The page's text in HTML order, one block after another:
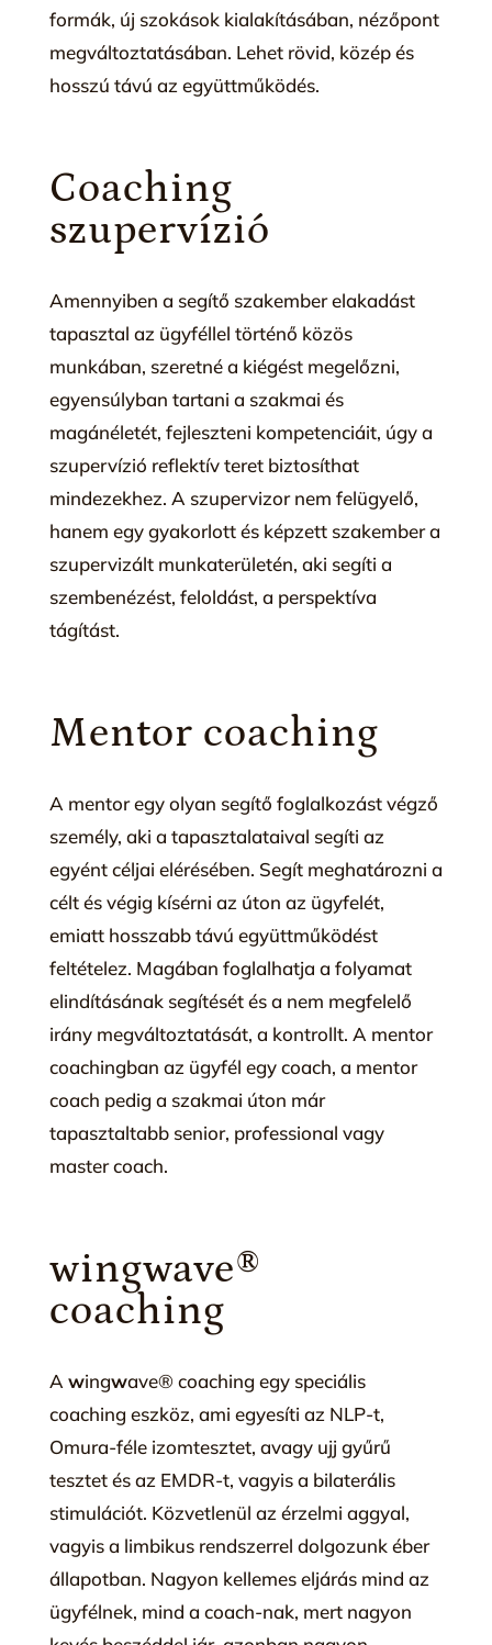
formák, új szokások kialakításában, nézőpont
megváltoztatásában. Lehet rövid, közép és
hosszú távú az együttműködés.
Coaching
szupervízió
Amennyiben a segítő szakember elakadást
tapasztal az ügyféllel történő közös
munkában, szeretné a kiégést megelőzni,
egyensúlyban tartani a szakmai és
magánéletét, fejleszteni kompetenciáit, úgy a
szupervízió reflektív teret biztosíthat
mindezekhez. A szupervizor nem felügyelő,
hanem egy gyakorlott és képzett szakember a
szupervizált munkaterületén, aki segíti a
szembenézést, feloldást, a perspektíva
tágítást.
Mentor coaching
A mentor egy olyan segítő foglalkozást végző
személy, aki a tapasztalataival segíti az
egyént céljai elérésében. Segít meghatározni a
célt és végig kísérni az úton az ügyfelét,
emiatt hosszabb távú együttműködést
feltételez. Magában foglalhatja a folyamat
elindításának segítését és a nem megfelelő
irány megváltoztatását, a kontrollt. A mentor
coachingban az ügyfél egy coach, a mentor
coach pedig a szakmai úton már
tapasztaltabb senior, professional vagy
master coach.
wingwave®
coaching
A wingwave® coaching egy speciális
coaching eszköz, ami egyesíti az NLP-t,
Omura-féle izomtesztet, avagy ujj gyűrű
tesztet és az EMDR-t, vagyis a bilaterális
stimulációt. Közvetlenül az érzelmi aggyal,
vagyis a limbikus rendszerrel dolgozunk éber
állapotban. Nagyon kellemes eljárás mind az
ügyfélnek, mind a coach-nak, mert nagyon